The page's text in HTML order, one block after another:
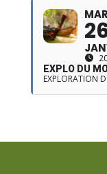
MAR
EXPLO DU
EXPLORATION